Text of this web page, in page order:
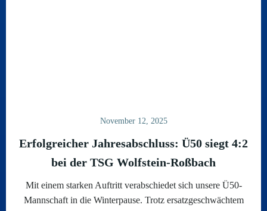
November 12, 2025
Erfolgreicher Jahresabschluss: Ü50 siegt 4:2
bei der TSG Wolfstein-Roßbach
Mit einem starken Auftritt verabschiedet sich unsere Ü50-
Mannschaft in die Winterpause. Trotz ersatzgeschwächtem